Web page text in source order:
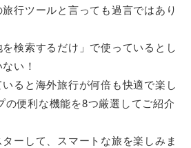
行ツールと言っても過言ではあり
検索するだけ」で使っているとし
い！
ると海外旅行が何倍も快適で楽し
の便利な機能を8つ厳選してご紹介
ーして、スマートな旅を楽しみま